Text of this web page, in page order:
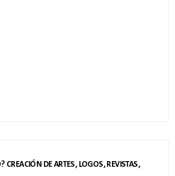
CREACIÓN DE ARTES, LOGOS, REVISTAS,